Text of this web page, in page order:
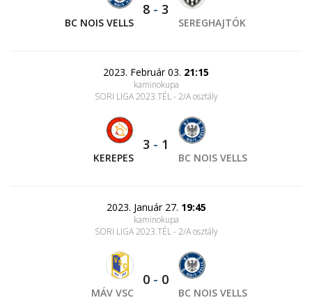
BC NOIS VELLS
8 - 3
SEREGHAJTÓK
2023. Február 03. 21:15
kaminokupa
SORI LIGA 2023.TÉL - 2/A osztály
KEREPES
3 - 1
BC NOIS VELLS
2023. Január 27. 19:45
kaminokupa
SORI LIGA 2023.TÉL - 2/A osztály
MÁV VSC
0 - 0
BC NOIS VELLS